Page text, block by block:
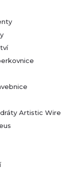
Artistic Wire